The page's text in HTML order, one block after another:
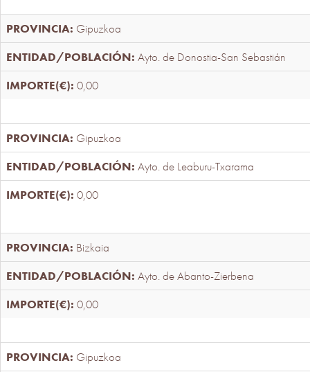
Gipuzkoa
Ayto. de Donostia-San Sebastián
0,00
Gipuzkoa
Ayto. de Leaburu-Txarama
0,00
Bizkaia
Ayto. de Abanto-Zierbena
0,00
Gipuzkoa